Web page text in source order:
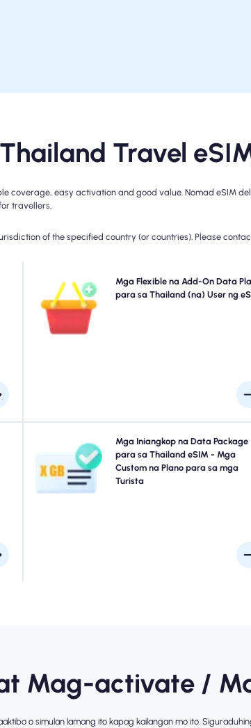
Travel
coverage, easy activation and good value. Nomad eSIM
travellers.
of the specified country (or countries). Please
Mga Flexible na Add-On Data
para sa Thailand (na) User ng
Kailangan ng higit pang data o pagpapalawak
iyong plano? Bumili lang ng add-on sa iyong
eSIM para patuloy na ma-enjoy ang tuluy-tuloy
koneksyon sa 5G/4G. Kapag nag-expire ang
paunang plano, awtomatikong mag-a-activate
Mga Iniangkop na Data Package
para sa Thailand eSIM - Mga
Custom na Plano para sa mga
Turista
Naglalakbay sa Bangkok, Phuket, Chiang Mai o
sa Thailand? Pumili mula sa aming Thailand eSIM
packages na idinisenyo upang umangkop sa
pangangailangan, na may tuluy-tuloy na koneksyon
Mag-activate /
o simulan lamang ito kapag kailangan mo ito.